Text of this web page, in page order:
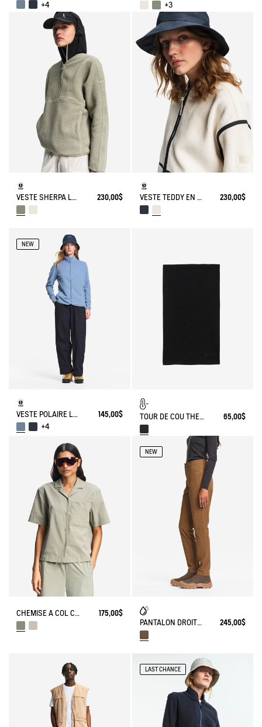
+4
+3
VESTE SHERPA LÉGÈRE À COL ZIPPÉ 230,00$ VESTE TEDDY EN SHERPA LÉGER 230,00$
NEW
VESTE POLAIRE LÉGÈRE ET CHAUDE T-KIT®
145,00$
+4
TOUR DE COU THERMO-RÉGULATEUR 65,00$
CHEMISE À COL CUBAIN ANTI-UV DRY FAST TEXTILE® 175,00$
NEW
PANTALON DROIT EN COTON DÉPERLANT 245,00$
LAST CHANCE